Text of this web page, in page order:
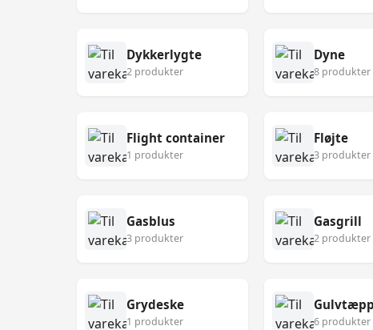
Dykkerlygte
2 produkter
Dyne
8 produkter
Flight container
1 produkter
Fløjte
3 produkter
Gasblus
3 produkter
Gasgrill
2 produkter
Grydeske
1 produkter 6 produkter